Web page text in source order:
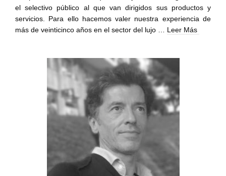
el selectivo público al que van dirigidos sus productos y
servicios. Para ello hacemos valer nuestra experiencia de
más de veinticinco años en el sector del lujo … Leer Más